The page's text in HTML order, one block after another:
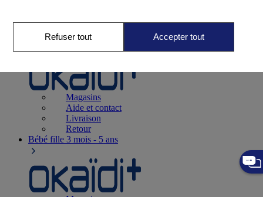
Naissance0-12 mois
Magasins
Aide et contact
Livraison
Retour
Bébé fille 3 mois - 5 ans
Refuser tout Accepter tout